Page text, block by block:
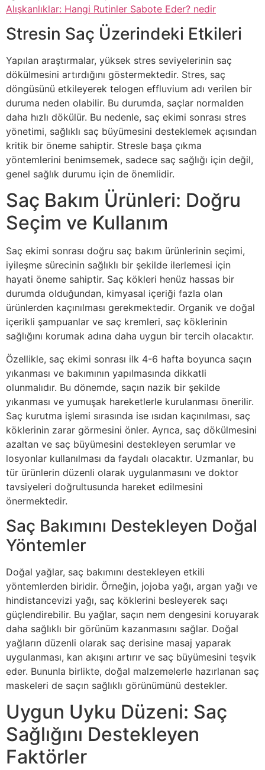
Alışkanlıklar: Hangi Rutinler Sabote Eder? nedir
Stresin Saç Üzerindeki Etkileri
Yapılan araştırmalar, yüksek stres seviyelerinin saç
dökülmesini artırdığını göstermektedir. Stres, saç
döngüsünü etkileyerek telogen effluvium adı verilen bir
duruma neden olabilir. Bu durumda, saçlar normalden
daha hızlı dökülür. Bu nedenle, saç ekimi sonrası stres
yönetimi, sağlıklı saç büyümesini desteklemek açısından
kritik bir öneme sahiptir. Stresle başa çıkma
yöntemlerini benimsemek, sadece saç sağlığı için değil,
genel sağlık durumu için de önemlidir.
Saç Bakım Ürünleri: Doğru
Seçim ve Kullanım
Saç ekimi sonrası doğru saç bakım ürünlerinin seçimi,
iyileşme sürecinin sağlıklı bir şekilde ilerlemesi için
hayati öneme sahiptir. Saç kökleri henüz hassas bir
durumda olduğundan, kimyasal içeriği fazla olan
ürünlerden kaçınılması gerekmektedir. Organik ve doğal
içerikli şampuanlar ve saç kremleri, saç köklerinin
sağlığını korumak adına daha uygun bir tercih olacaktır.
Özellikle, saç ekimi sonrası ilk 4-6 hafta boyunca saçın
yıkanması ve bakımının yapılmasında dikkatli
olunmalıdır. Bu dönemde, saçın nazik bir şekilde
yıkanması ve yumuşak hareketlerle kurulanması önerilir.
Saç kurutma işlemi sırasında ise ısıdan kaçınılması, saç
köklerinin zarar görmesini önler. Ayrıca, saç dökülmesini
azaltan ve saç büyümesini destekleyen serumlar ve
losyonlar kullanılması da faydalı olacaktır. Uzmanlar, bu
tür ürünlerin düzenli olarak uygulanmasını ve doktor
tavsiyeleri doğrultusunda hareket edilmesini
önermektedir.
Saç Bakımını Destekleyen Doğal
Yöntemler
Doğal yağlar, saç bakımını destekleyen etkili
yöntemlerden biridir. Örneğin, jojoba yağı, argan yağı ve
hindistancevizi yağı, saç köklerini besleyerek saçı
güçlendirebilir. Bu yağlar, saçın nem dengesini koruyarak
daha sağlıklı bir görünüm kazanmasını sağlar. Doğal
yağların düzenli olarak saç derisine masaj yaparak
uygulanması, kan akışını artırır ve saç büyümesini teşvik
eder. Bununla birlikte, doğal malzemelerle hazırlanan saç
maskeleri de saçın sağlıklı görünümünü destekler.
Uygun Uyku Düzeni: Saç
Sağlığını Destekleyen
Faktörler